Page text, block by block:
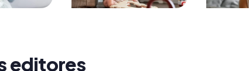
editores